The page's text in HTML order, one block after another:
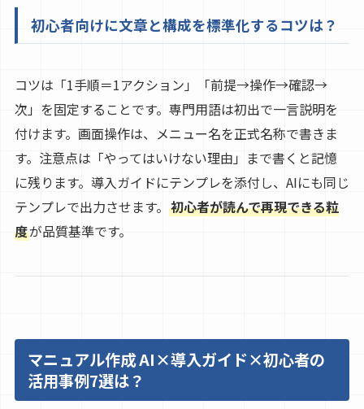
初心者向けに文章と構成を標準化するコツは？
コツは「1手順＝1アクション」「前提→操作→確認→
次」を固定することです。専門用語は初出で一言説明を
付けます。画面操作は、メニュー名を正式名称で書きま
す。注意点は「やってはいけない理由」まで書くと記憶
に残ります。導入ガイドにテンプレを添付し、AIにも同じ
テンプレで出力させます。 初心者が読んで再現できる粒
度が品質基準です。
マニュアル作成 AI×導入ガイド×初心者の
活用事例7選は？